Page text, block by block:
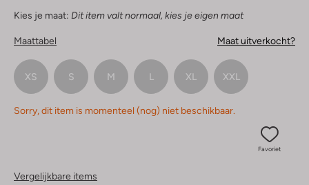
Kies je maat: Dit item valt normaal, kies je eigen maat
Maattabel Maat uitverkocht?
XS S M L XL XXL
Sorry, dit item is momenteel (nog) niet beschikbaar.
Favoriet
Vergelijkbare items